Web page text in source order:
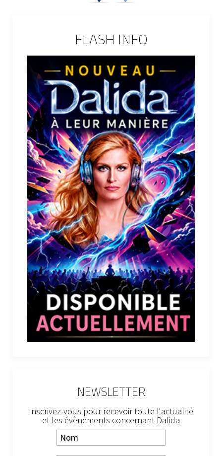
FLASH INFO
NEWSLETTER
Inscrivez-vous pour recevoir toute l'actualité
et les évènements concernant Dalida